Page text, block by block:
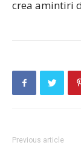
crea amintiri
Previous article